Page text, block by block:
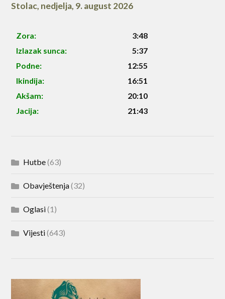
Stolac, nedjelja, 9. august 2026
Zora:
3:48
Izlazak sunca:
5:37
Podne:
12:55
Ikindija:
16:51
Akšam:
20:10
Jacija:
21:43
Hutbe(63)
Obavještenja(32)
Oglasi(1)
Vijesti(643)